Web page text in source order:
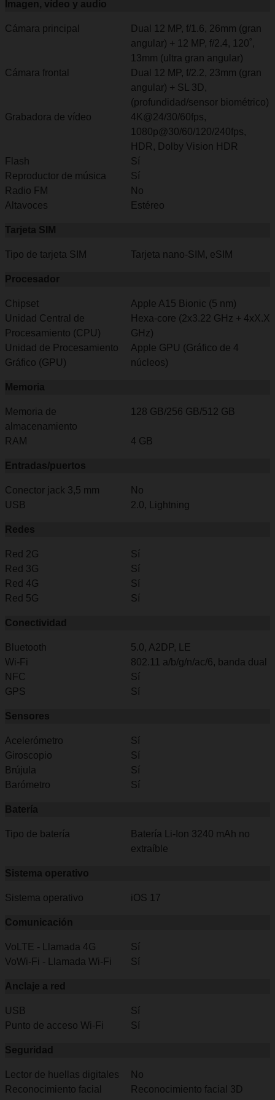
Imagen, vídeo y audio
Cámara principal
Dual 12 MP, f/1.6, 26mm (gran
angular) + 12 MP, f/2.4, 120˚,
13mm (ultra gran angular)
Cámara frontal
Dual 12 MP, f/2.2, 23mm (gran
angular) + SL 3D,
(profundidad/sensor biométrico)
Grabadora de vídeo
4K@24/30/60fps,
1080p@30/60/120/240fps,
HDR, Dolby Vision HDR
Flash
Sí
Reproductor de música
Sí
Radio FM
No
Altavoces
Estéreo
Tarjeta SIM
Tipo de tarjeta SIM Tarjeta nano-SIM, eSIM
Procesador
Chipset
Apple A15 Bionic (5 nm)
Unidad Central de
Procesamiento (CPU)
Hexa-core (2x3.22 GHz + 4xX.X
GHz)
Unidad de Procesamiento
Gráfico (GPU)
Apple GPU (Gráfico de 4
núcleos)
Memoria
Memoria de
almacenamiento
128 GB/256 GB/512 GB
RAM 4 GB
Entradas/puertos
Conector jack 3,5 mm
No
USB
2.0, Lightning
Redes
Red 2G
Sí
Red 3G
Sí
Red 4G
Sí
Red 5G
Sí
Conectividad
Bluetooth
5.0, A2DP, LE
Wi-Fi
802.11 a/b/g/n/ac/6, banda dual
NFC
Sí
GPS
Sí
Sensores
Acelerómetro
Sí
Giroscopio
Sí
Brújula
Sí
Barómetro
Sí
Batería
Tipo de batería
Batería Li-Ion 3240 mAh no
extraíble
Sistema operativo
Sistema operativo iOS 17
Comunicación
VoLTE - Llamada 4G
Sí
VoWi-Fi - Llamada Wi-Fi
Sí
Anclaje a red
USB
Sí
Punto de acceso Wi-Fi
Sí
Seguridad
Lector de huellas digitales
No
Reconocimiento facial
Reconocimiento facial 3D